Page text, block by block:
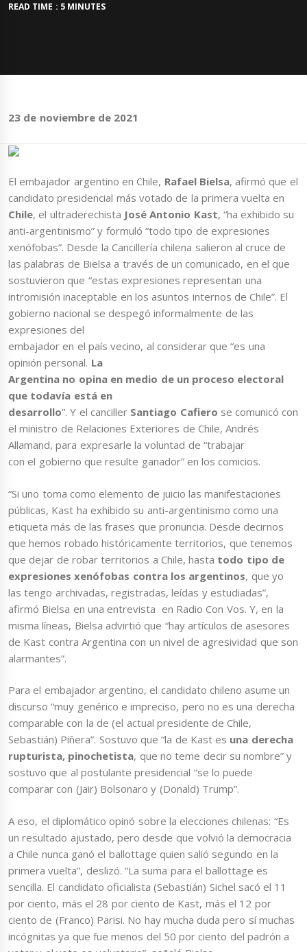
READ TIME : 5 MINUTES
23 de noviembre de 2021
El embajador argentino en Chile, Rafael Bielsa, afirmó que el
candidato presidencial más votado de la primera vuelta en
Chile, el ultraderechista José Antonio Kast, “ha exhibido su
anti-argentinismo” y formuló “todo tipo de expresiones
xenófobas”. Desde la Cancillería chilena salieron al cruce de
las palabras de Bielsa a través de un comunicado, en el que
sostuvieron que “estas expresiones representan una
intromisión inaceptable en los asuntos internos de Chile”. El
gobierno nacional se despegó informalmente de las
expresiones del
embajador en el país vecino, al considerar que “es una
opinión personal. La
Argentina no opina en medio de un proceso electoral
que todavía está en
desarrollo”. Y el canciller Santiago Cafiero se comunicó con
el ministro de Relaciones Exteriores de Chile, Andrés
Allamand, para expresarle la voluntad de “trabajar
con el gobierno que resulte ganador” en los comicios.
“Si uno toma como elemento de juicio las manifestaciones
públicas, Kast ha exhibido su anti-argentinismo como una
etiqueta más de las frases que pronuncia. Desde decirnos
que hemos robado históricamente territorios, que tenemos
que dejar de robar territorios a Chile, hasta todo tipo de
expresiones xenófobas contra los argentinos, que yo
las tengo archivadas, registradas, leídas y estudiadas”,
afirmó Bielsa en una entrevista en Radio Con Vos. Y, en la
misma líneas, Bielsa advirtió que “hay artículos de asesores
de Kast contra Argentina con un nivel de agresividad que son
alarmantes”.
Para el embajador argentino, el candidato chileno asume un
discurso “muy genérico e impreciso, pero no es una derecha
comparable con la de (el actual presidente de Chile,
Sebastián) Piñera”. Sostuvo que “la de Kast es una derecha
rupturista, pinochetista, que no teme decir su nombre” y
sostuvo que al postulante presidencial “se lo puede
comparar con (Jair) Bolsonaro y (Donald) Trump”.
A eso, el diplomático opinó sobre la elecciones chilenas: “Es
un resultado ajustado, pero desde que volvió la democracia
a Chile nunca ganó el ballottage quien salió segundo en la
primera vuelta”, deslizó. “La suma para el ballottage es
sencilla. El candidato oficialista (Sebastián) Sichel sacó el 11
por ciento, más el 28 por ciento de Kast, más el 12 por
ciento de (Franco) Parisi. No hay mucha duda pero sí muchas
incógnitas ya que fue menos del 50 por ciento del padrón a